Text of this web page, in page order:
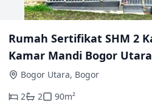
Rumah Sertifikat SHM 2
Kamar Mandi Bogor
Bogor Utara, Bogor
2
2 90m²